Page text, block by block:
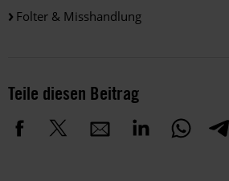
Folter & Misshandlung
Teile diesen Beitrag